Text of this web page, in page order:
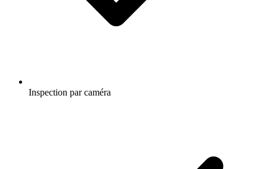
Inspection par caméra